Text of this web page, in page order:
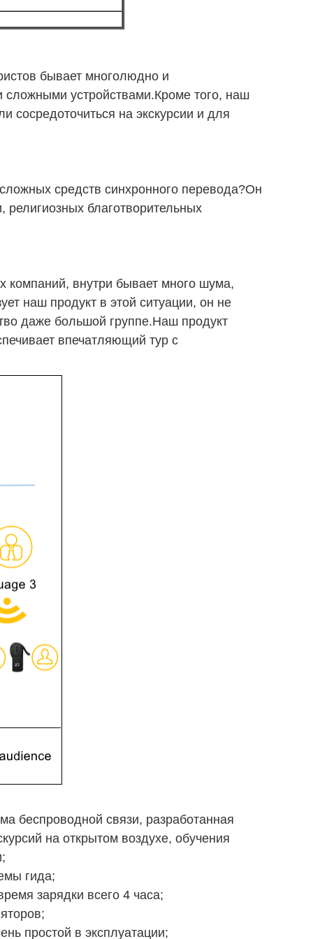
бывает многолюдно и
устройствами.Кроме того, наш
сосредоточиться на экскурсии и для
средств синхронного перевода?Он
благотворительных
компаний, внутри бывает много шума,
наш продукт в этой ситуации, он не
даже большой группе.Наш продукт
впечатляющий тур с
беспроводной связи, разработанная
на открытом воздухе, обучения
гида;
зарядки всего 4 часа;
простой в эксплуатации;